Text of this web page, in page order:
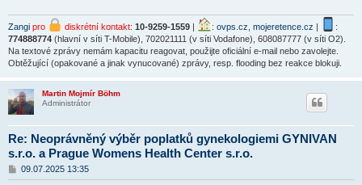
Zangi pro diskrétní kontakt: 10-9259-1559 | : ovps.cz mojeretence.cz |
:
774888774 (hlavní v síti T-Mobile), 702021111 (v síti Vodafone), 608087777 (v síti O2).
Na textové zprávy nemám kapacitu reagovat, použijte oficiální e-mail nebo zavolejte.
Obtěžující (opakované a jinak vynucované) zprávy, resp. flooding bez reakce blokuji.
Martin Mojmír Böhm
Administrátor
Re: Neoprávněný výběr poplatků gynekologiemi GYNIVAN
s.r.o. a Prague Womens Health Center s.r.o.
P
ř
09.07.2025 13:35